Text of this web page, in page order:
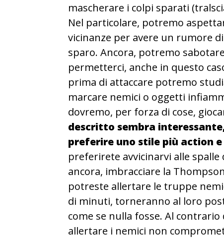
mascherare i colpi sparati
Nel particolare, potremo
vicinanze per avere un rumore
sparo. Ancora, potremo
permetterci, anche in questo
prima di attaccare potremo
marcare nemici o oggetti
dovremo, per forza di cose,
descritto sembra
preferire uno stile più action
preferirete avvicinarvi alle spalle
ancora, imbracciare la
potreste allertare le truppe
di minuti, torneranno al loro
come se nulla fosse. Al
allertare i nemici non